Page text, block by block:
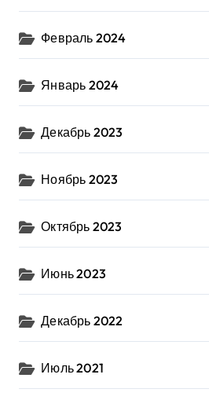
Февраль 2024
Январь 2024
Декабрь 2023
Ноябрь 2023
Октябрь 2023
Июнь 2023
Декабрь 2022
Июль 2021